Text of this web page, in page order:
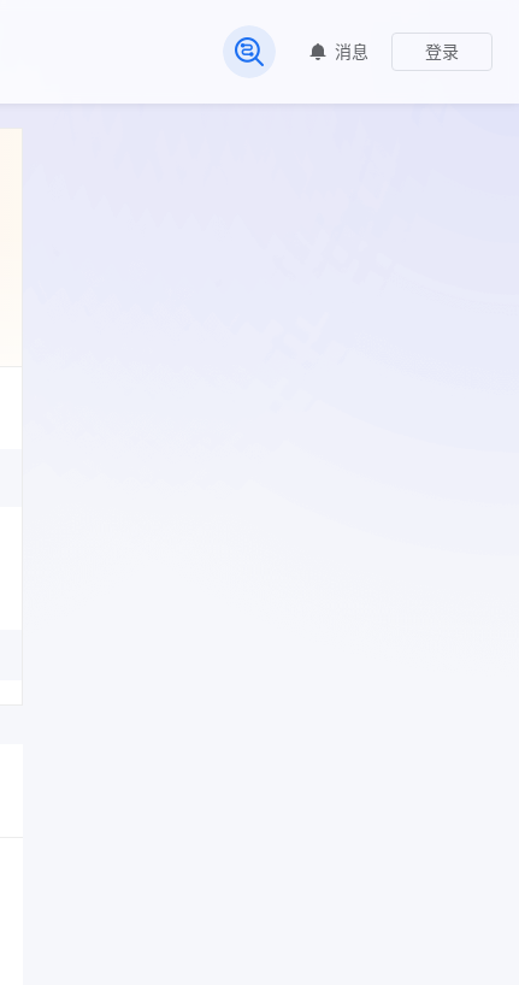
常见问题
消息 登录